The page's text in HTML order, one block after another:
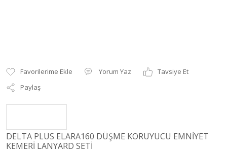
Yorum Yaz
Tavsiye Et
Paylaş
DELTA PLUS ELARA160 DÜŞME KORUYUCU EMNİYET
KEMERİ LANYARD SETİ